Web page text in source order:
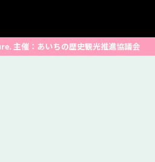
主催：あいちの歴史観光推進協議会